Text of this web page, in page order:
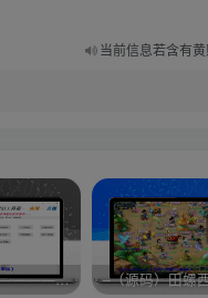
当前信息若含有
梦幻工具箱————-免费